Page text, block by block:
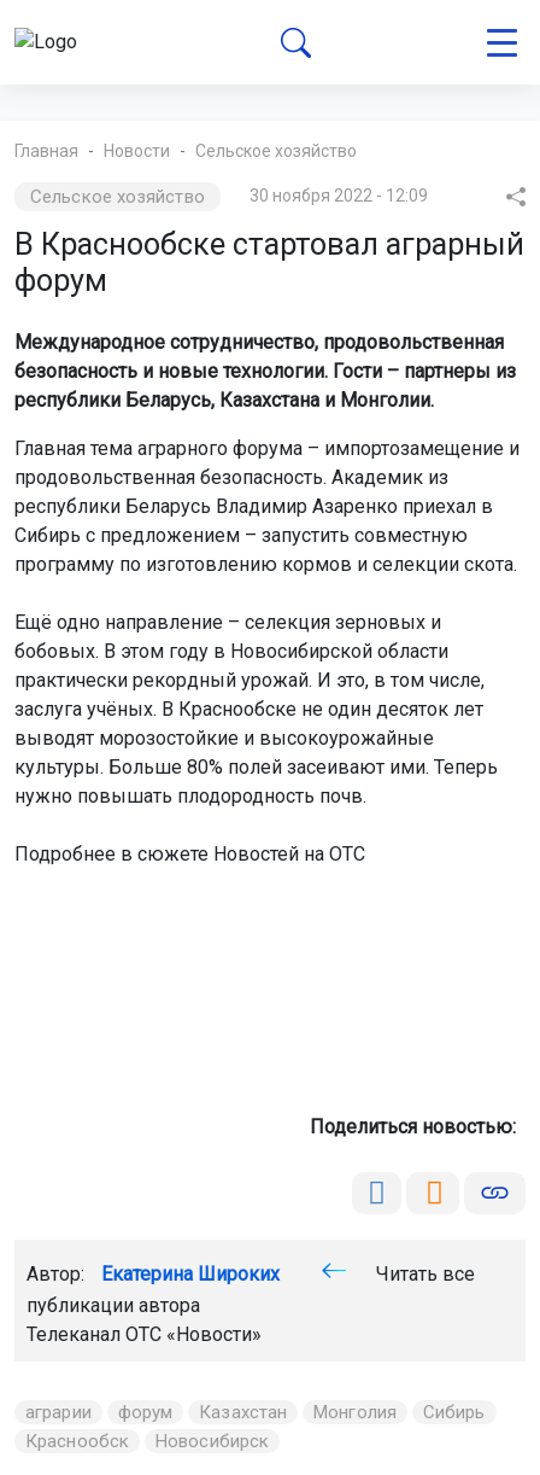
Главная Новости Сельское хозяйство
Сельское хозяйство 30 ноября 2022 - 12:09
В Краснообске стартовал аграрный
форум
Международное сотрудничество, продовольственная
безопасность и новые технологии. Гости – партнеры из
республики Беларусь, Казахстана и Монголии.
Главная тема аграрного форума – импортозамещение и
продовольственная безопасность. Академик из
республики Беларусь Владимир Азаренко приехал в
Сибирь с предложением – запустить совместную
программу по изготовлению кормов и селекции скота.
Ещё одно направление – селекция зерновых и
бобовых. В этом году в Новосибирской области
практически рекордный урожай. И это, в том числе,
заслуга учёных. В Краснообске не один десяток лет
выводят морозостойкие и высокоурожайные
культуры. Больше 80% полей засеивают ими. Теперь
нужно повышать плодородность почв.
Подробнее в сюжете Новостей на ОТС
Поделиться новостью:
Автор: Екатерина Широких
Читать все
публикации автора
Телеканал ОТС «Новости»
аграрии форум Казахстан Монголия
Сибирь
Краснообск
Новосибирск